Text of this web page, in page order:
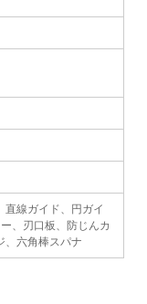
直線ガイド、円ガイ
、刃口板、防じんカ
、六角棒スパナ